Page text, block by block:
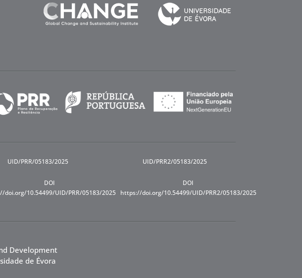
UID/PRR/05183/2025
DOI
doi.org/10.54499/UID/PRR/05183/2025
UID/PRR2/05183/2025
DOI
https://doi.org/10.54499/UID/PRR2/05183/2025
Development
de Évora